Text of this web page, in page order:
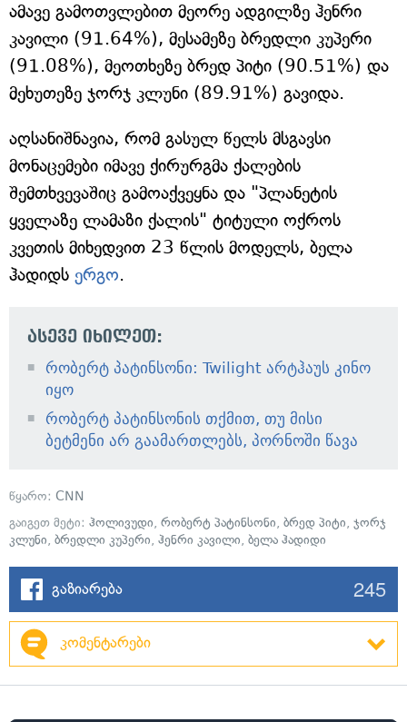
ამავე გამოთვლებით მეორე ადგილზე ჰენრი
კავილი (91.64%), მესამეზე ბრედლი კუპერი
(91.08%), მეოთხეზე ბრედ პიტი (90.51%) და
მეხუთეზე ჯორჯ კლუნი (89.91%) გავიდა.
აღსანიშნავია, რომ გასულ წელს მსგავსი
მონაცემები იმავე ქირურგმა ქალების
შემთხვევაშიც გამოაქვეყნა და "პლანეტის
ყველაზე ლამაზი ქალის" ტიტული ოქროს
კვეთის მიხედვით 23 წლის მოდელს, ბელა
ჰადიდს ერგო.
ასევე იხილეთ:
რობერტ პატინსონი: Twilight არტჰაუს კინო
იყო
რობერტ პატინსონის თქმით, თუ მისი
ბეტმენი არ გაამართლებს, პორნოში წავა
წყარო: CNN
გაიგეთ მეტი: ჰოლივუდი, რობერტ პატინსონი, ბრედ პიტი, ჯორჯ
კლუნი, ბრედლი კუპერი, ჰენრი კავილი, ბელა ჰადიდი
გაზიარება 245
კომენტარები